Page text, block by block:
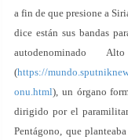
a fin de que presione a
dice están sus bandas
autodenominado
(https://
onu.html), un órgano
dirigido por el
Pentágono, que